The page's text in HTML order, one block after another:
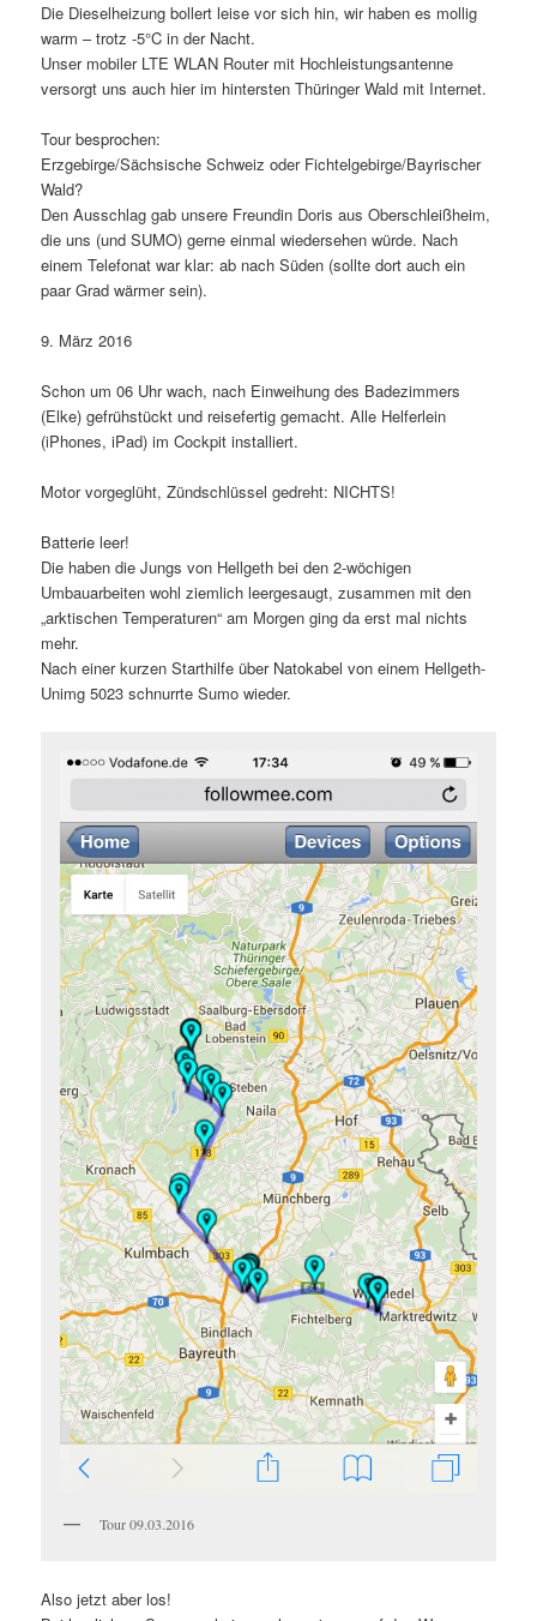
Die Dieselheizung bollert leise vor sich hin, wir haben es mollig
warm – trotz -5°C in der Nacht.
Unser mobiler LTE WLAN Router mit Hochleistungsantenne
versorgt uns auch hier im hintersten Thüringer Wald mit Internet.
Tour besprochen:
Erzgebirge/Sächsische Schweiz oder Fichtelgebirge/Bayrischer
Wald?
Den Ausschlag gab unsere Freundin Doris aus Oberschleißheim,
die uns (und SUMO) gerne einmal wiedersehen würde. Nach
einem Telefonat war klar: ab nach Süden (sollte dort auch ein
paar Grad wärmer sein).
9. März 2016
Schon um 06 Uhr wach, nach Einweihung des Badezimmers
(Elke) gefrühstückt und reisefertig gemacht. Alle Helferlein
(iPhones, iPad) im Cockpit installiert.
Motor vorgeglüht, Zündschlüssel gedreht: NICHTS!
Batterie leer!
Die haben die Jungs von Hellgeth bei den 2-wöchigen
Umbauarbeiten wohl ziemlich leergesaugt, zusammen mit den
„arktischen Temperaturen“ am Morgen ging da erst mal nichts
mehr.
Nach einer kurzen Starthilfe über Natokabel von einem Hellgeth-
Unimg 5023 schnurrte Sumo wieder.
Tour 09.03.2016
Also jetzt aber los!